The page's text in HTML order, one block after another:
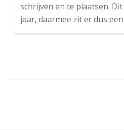
schrijven en te plaatsen.
jaar, daarmee zit er dus